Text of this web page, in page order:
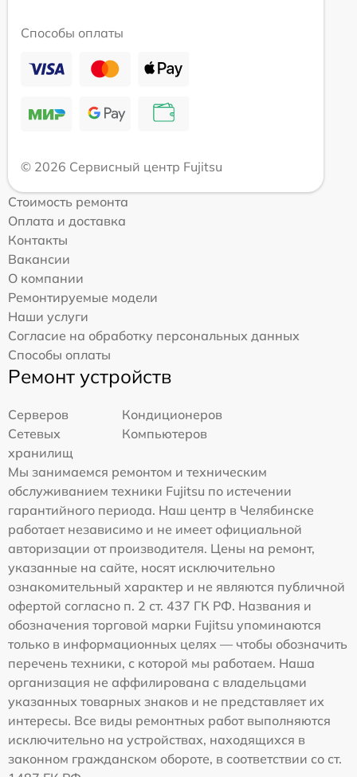
Способы оплаты
© 2026 Сервисный центр Fujitsu
Стоимость ремонта
Оплата и доставка
Контакты
Вакансии
О компании
Ремонтируемые модели
Наши услуги
Согласие на обработку персональных данных
Способы оплаты
Ремонт устройств
Серверов
Кондиционеров
Сетевых
хранилищ
Компьютеров
Мы занимаемся ремонтом и техническим
обслуживанием техники Fujitsu по истечении
гарантийного периода. Наш центр в Челябинске
работает независимо и не имеет официальной
авторизации от производителя. Цены на ремонт,
указанные на сайте, носят исключительно
ознакомительный характер и не являются публичной
офертой согласно п. 2 ст. 437 ГК РФ. Названия и
обозначения торговой марки Fujitsu упоминаются
только в информационных целях — чтобы обозначить
перечень техники, с которой мы работаем. Наша
организация не аффилирована с владельцами
указанных товарных знаков и не представляет их
интересы. Все виды ремонтных работ выполняются
исключительно на устройствах, находящихся в
законном гражданском обороте, в соответствии со ст.